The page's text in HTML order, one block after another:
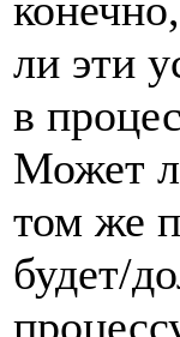
ли эти
в
Может
том же
будет/